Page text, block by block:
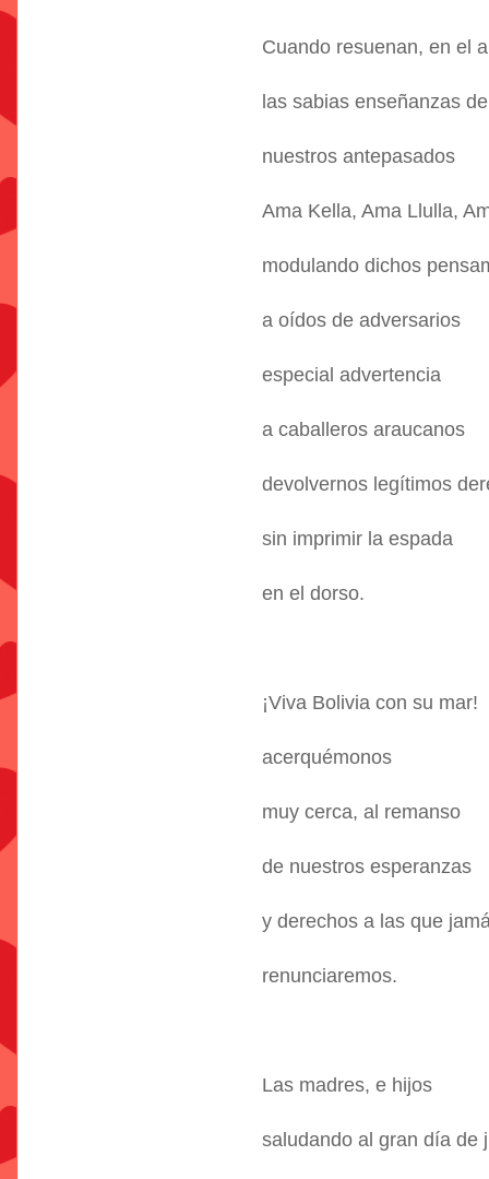
Cuando resuenan, en el
las sabias enseñanzas de
nuestros antepasados
Ama Kella, Ama Llulla,
modulando dichos
a oídos de adversarios
especial advertencia
a caballeros araucanos
devolvernos legítimos
sin imprimir la espada
en el dorso.
¡Viva Bolivia con su mar!
acerquémonos
muy cerca, al remanso
de nuestros esperanzas
y derechos a las que
renunciaremos.
Las madres, e hijos
saludando al gran día de